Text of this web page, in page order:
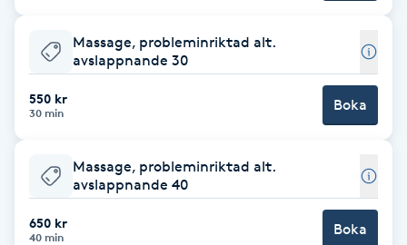
Barber
BIAB
Blowout
Massage, probleminriktad alt.
avslappnande 30
550 kr
30 min Boka
Massage, probleminriktad alt.
avslappnande 40
650 kr
40 min Boka